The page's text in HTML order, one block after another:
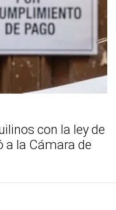
con la ley de
a la Cámara de